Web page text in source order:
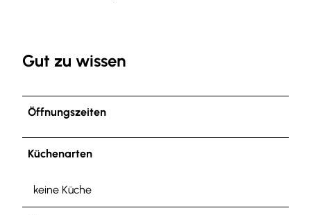
Gut zu wissen
Öffnungszeiten
Küchenarten
keine Küche